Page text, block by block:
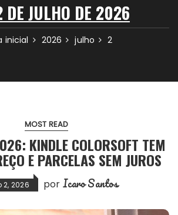
DE JULHO DE 2026
inicial 2026 julho 2
MOST READ
KINDLE COLORSOFT TEM
E PARCELAS SEM JUROS
2, 2026 por Icaro Santos